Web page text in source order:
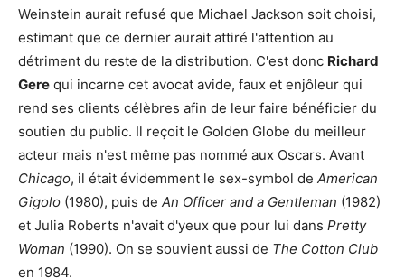
Weinstein aurait refusé que Michael Jackson soit choisi,
estimant que ce dernier aurait attiré l'attention au
détriment du reste de la distribution. C'est donc Richard
Gere qui incarne cet avocat avide, faux et enjôleur qui
rend ses clients célèbres afin de leur faire bénéficier du
soutien du public. Il reçoit le Golden Globe du meilleur
acteur mais n'est même pas nommé aux Oscars. Avant
Chicago, il était évidemment le sex-symbol de American
Gigolo (1980), puis de An Officer and a Gentleman (1982)
et Julia Roberts n'avait d'yeux que pour lui dans Pretty
Woman (1990). On se souvient aussi de The Cotton Club
en 1984.